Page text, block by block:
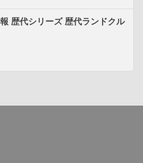
歴代シリーズ 歴代ランドクル